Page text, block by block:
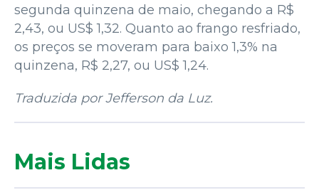
segunda quinzena de maio, chegando a R$
2,43, ou US$ 1,32. Quanto ao frango resfriado,
os preços se moveram para baixo 1,3% na
quinzena, R$ 2,27, ou US$ 1,24.
Traduzida por Jefferson da Luz.
Mais Lidas